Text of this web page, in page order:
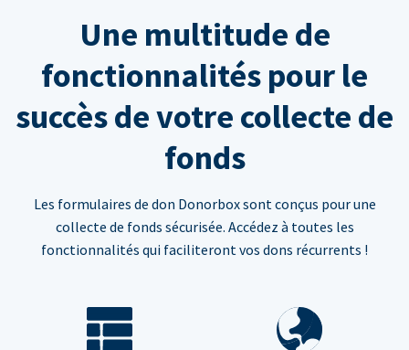
Une multitude de
fonctionnalités pour le
succès de votre collecte de
fonds
Les formulaires de don Donorbox sont conçus pour une
collecte de fonds sécurisée. Accédez à toutes les
fonctionnalités qui faciliteront vos dons récurrents !